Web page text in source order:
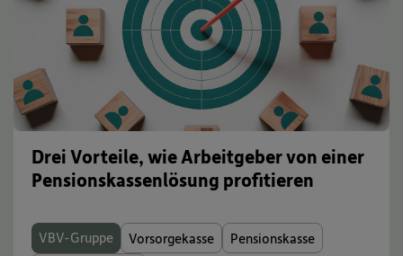
Drei Vorteile, wie Arbeitgeber von einer
Pensionskassenlösung profitieren
VBV-Gruppe Vorsorgekasse
Pensionskasse